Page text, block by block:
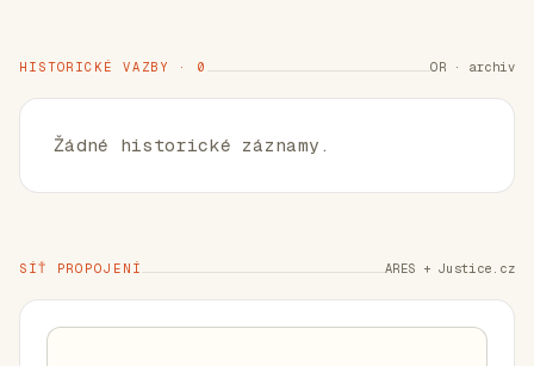
HISTORICKÉ VAZBY · 0 OR · archiv
Žádné historické záznamy.
SÍŤ PROPOJENÍ ARES + Justice.cz